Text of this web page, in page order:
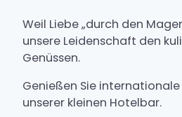
Weil Liebe „durch den
unsere Leidenschaft den
Genüssen.
Genießen Sie
unserer kleinen Hotelbar.